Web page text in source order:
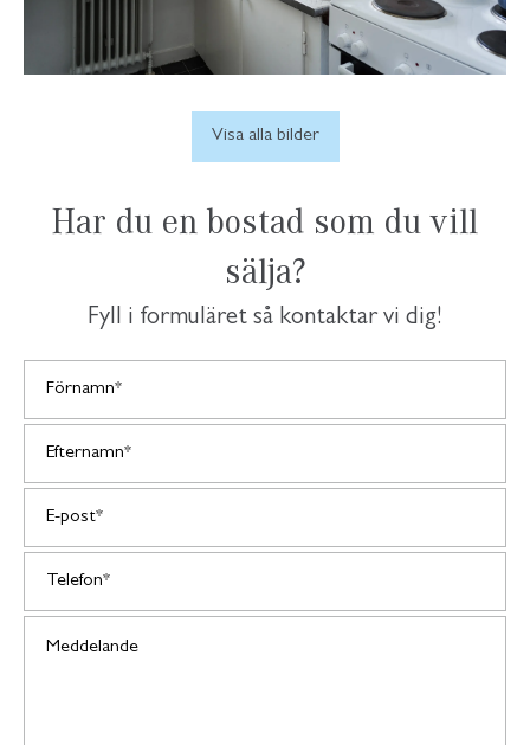
Visa alla bilder
Har du en bostad som du vill
sälja?
Fyll i formuläret så kontaktar vi dig!